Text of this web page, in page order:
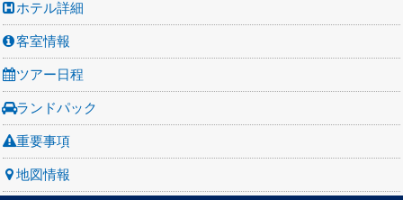
ホテル詳細
客室情報
ツアー日程
ランドパック
重要事項
地図情報